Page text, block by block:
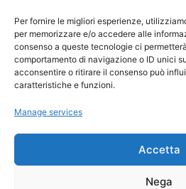
Per fornire le migliori esperienze,
per memorizzare e/o accedere alle
consenso a queste tecnologie ci
comportamento di navigazione o ID unici
acconsentire o ritirare il consenso può
caratteristiche e funzioni.
Manage services
Accetta
Nega
Informationsbüro und
Datenschutzbestimmungen
Cookie Policy (UE)
Credits
Informationen